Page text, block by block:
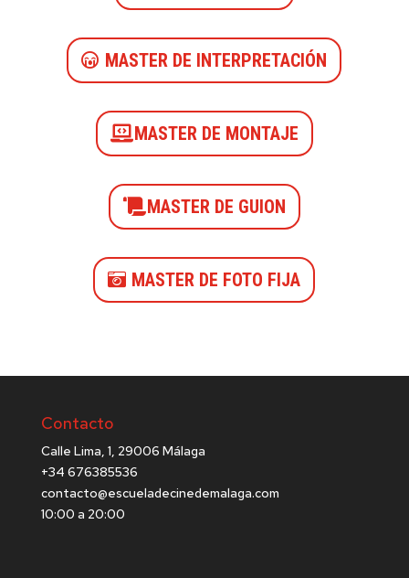
MASTER DE INTERPRETACIÓN
MASTER DE MONTAJE
MASTER DE GUION
MASTER DE FOTO FIJA
Contacto
Calle Lima, 1, 29006 Málaga
+34 676385536
contacto@escueladecinedemalaga.com
10:00 a 20:00